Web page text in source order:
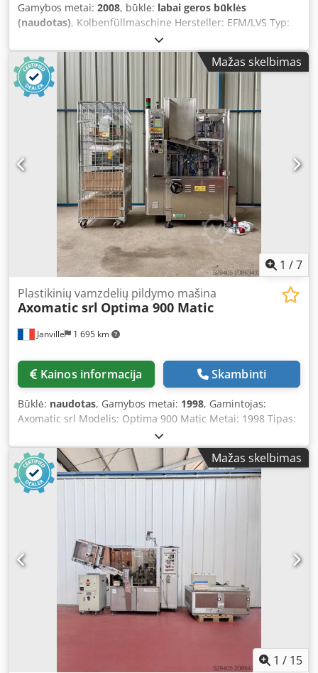
Gamybos metai: 2008, būklė: labai geros būklės
(naudotas), Kolbenfüllmaschine Hersteller: EFM/LVS Typ:
2-Stationen-Kolbenfüllmaschine mit beheizbarem Trichter
und Rührwerk Leistung: max. 3.000 Stück/Stunde
Füllbereich: 200 ml - 1.000 ml (einfach manuell einstellbar)
Abmessungen: L x B x H = 1.700 x 1.100 x 1.900 mm
Dodoigytijpfx Akpekr Elektrik: 400 Volt - 50 Hz - 0,75 kW
(Rührwerk) Druckluft: mindestens 6 bar Ausstattung:
Pneumatisch angetriebene Füller / Logo-PLC / Mobil
Optional kann die Maschine mit einem Förderbandsystem
mit pneumatisch angetriebenem Sterngreifer zur
Positionierung geliefert werden.
Mažas skelbimas
1 /7
Janville 1 695 km
Plastikinių vamzdelių pildymo mašina
Axomatic srl Optima 900 Matic
Kainos informacija Skambinti
Būklė: naudotas, Gamybos metai: 1998, Gamintojas:
Axomatic srl Modelis: Optima 900 Matic Metai: 1998 Tipas:
Plastikinė tūbų pildymo mašina Maksimali našumas: 70
vnt./min Dozavimo diapazonas: 2 ml - 300 ml Maksimalus
tūbos ilgis: 280 mm su dangteliu Tūbos skersmuo: 10 mm -
60 mm Dsdox R Arkopfx Akpskr Galia: 7 kW Srovė: 18 A
Mažas skelbimas
1 / 15